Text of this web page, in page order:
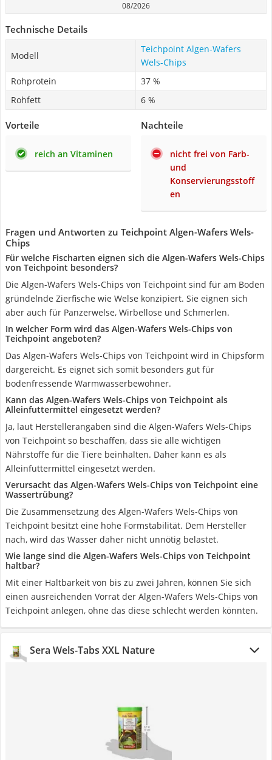
08/2026
Technische Details
Modell
Teichpoint Algen-Wafers
Wels-Chips
Rohprotein
37 %
Rohfett
6 %
Vorteile
reich an Vitaminen
Nachteile
nicht frei von Farb-
und
Konservierungsstoff
en
Fragen und Antworten zu Teichpoint Algen-Wafers Wels-
Chips
Für welche Fischarten eignen sich die Algen-Wafers Wels-Chips
von Teichpoint besonders?
Die Algen-Wafers Wels-Chips von Teichpoint sind für am Boden
gründelnde Zierfische wie Welse konzipiert. Sie eignen sich
aber auch für Panzerwelse, Wirbellose und Schmerlen.
In welcher Form wird das Algen-Wafers Wels-Chips von
Teichpoint angeboten?
Das Algen-Wafers Wels-Chips von Teichpoint wird in Chipsform
dargereicht. Es eignet sich somit besonders gut für
bodenfressende Warmwasserbewohner.
Kann das Algen-Wafers Wels-Chips von Teichpoint als
Alleinfuttermittel eingesetzt werden?
Ja, laut Herstellerangaben sind die Algen-Wafers Wels-Chips
von Teichpoint so beschaffen, dass sie alle wichtigen
Nährstoffe für die Tiere beinhalten. Daher kann es als
Alleinfuttermittel eingesetzt werden.
Verursacht das Algen-Wafers Wels-Chips von Teichpoint eine
Wassertrübung?
Die Zusammensetzung des Algen-Wafers Wels-Chips von
Teichpoint besitzt eine hohe Formstabilität. Dem Hersteller
nach, wird das Wasser daher nicht unnötig belastet.
Wie lange sind die Algen-Wafers Wels-Chips von Teichpoint
haltbar?
Mit einer Haltbarkeit von bis zu zwei Jahren, können Sie sich
einen ausreichenden Vorrat der Algen-Wafers Wels-Chips von
Teichpoint anlegen, ohne das diese schlecht werden könnten.
Sera Wels-Tabs XXL Nature